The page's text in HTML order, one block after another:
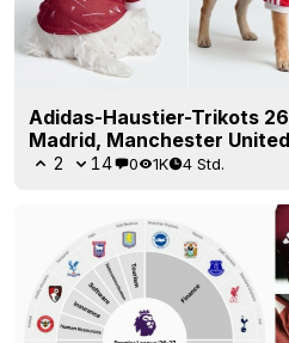
Adidas-Haustier-Trikots
Madrid, Manchester
2 14 0 1K 4 Std.